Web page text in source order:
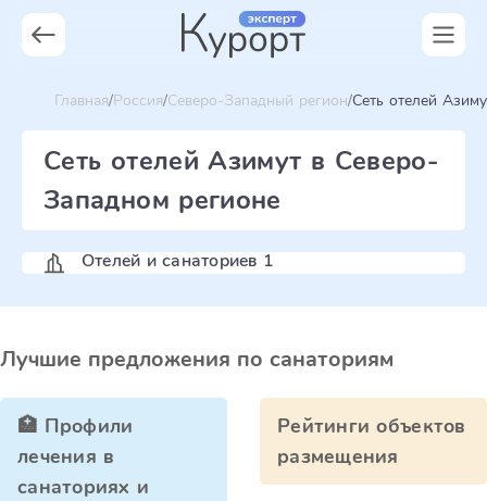
Главная Россия Северо-Западный регион Сеть отелей
Сеть отелей Азимут в Северо-
Западном регионе
Отелей и санаториев 1
Лучшие предложения по санаториям
🏥 Профили
лечения в
санаториях и
Рейтинги объектов
размещения